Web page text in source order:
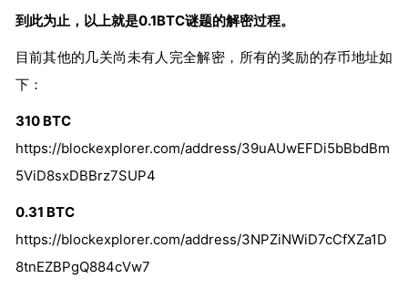
到此为止，以上就是0.1BTC谜题的解密过程。
目前其他的几关尚未有人完全解密，所有的奖励的存币地址如
下：
310 BTC
https://blockexplorer.com/address/39uAUwEFDi5bBbdBm
5ViD8sxDBBrz7SUP4
0.31 BTC
https://blockexplorer.com/address/3NPZiNWiD7cCfXZa1D
8tnEZBPgQ884cVw7